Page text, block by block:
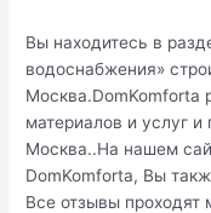
Вы находитесь в
водоснабжения»
Москва.DomKomforta
материалов и услуг
Москва..На нашем
DomKomforta, Вы
Все отзывы